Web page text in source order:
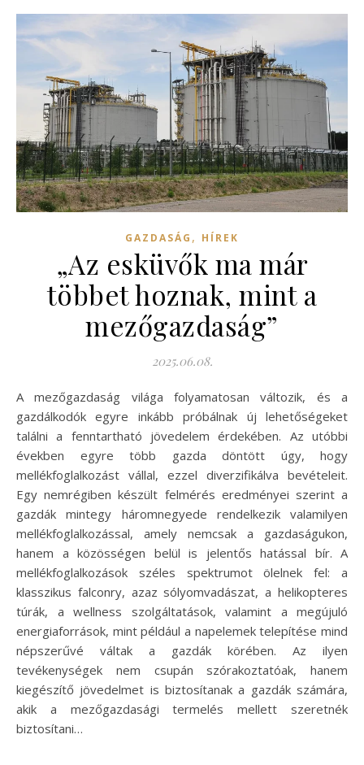
GAZDASÁG , HÍREK
„Az esküvők ma már
többet hoznak, mint a
mezőgazdaság”
2025.06.08.
A mezőgazdaság világa folyamatosan változik, és a
gazdálkodók egyre inkább próbálnak új lehetőségeket
találni a fenntartható jövedelem érdekében. Az utóbbi
években egyre több gazda döntött úgy, hogy
mellékfoglalkozást vállal, ezzel diverzifikálva bevételeit.
Egy nemrégiben készült felmérés eredményei szerint a
gazdák mintegy háromnegyede rendelkezik valamilyen
mellékfoglalkozással, amely nemcsak a gazdaságukon,
hanem a közösségen belül is jelentős hatással bír. A
mellékfoglalkozások széles spektrumot ölelnek fel: a
klasszikus falconry, azaz sólyomvadászat, a helikopteres
túrák, a wellness szolgáltatások, valamint a megújuló
energiaforrások, mint például a napelemek telepítése mind
népszerűvé váltak a gazdák körében. Az ilyen
tevékenységek nem csupán szórakoztatóak, hanem
kiegészítő jövedelmet is biztosítanak a gazdák számára,
akik a mezőgazdasági termelés mellett szeretnék
biztosítani…